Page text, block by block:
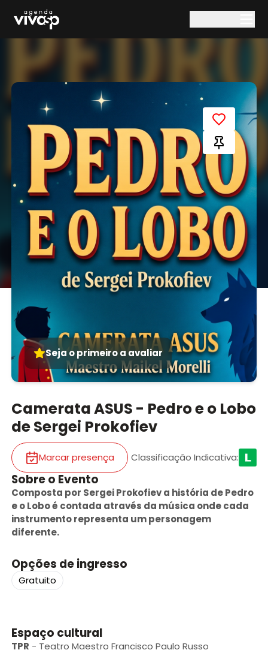
Seja o primeiro a avaliar
Camerata ASUS - Pedro e o Lobo
de Sergei Prokofiev
Marcar presença Classificação Indicativa:
Sobre o Evento
Composta por Sergei Prokofiev a história de Pedro
e o Lobo é contada através da música onde cada
instrumento representa um personagem
diferente.
Opções de ingresso
Gratuito
Espaço cultural
TPR - Teatro Maestro Francisco Paulo Russo